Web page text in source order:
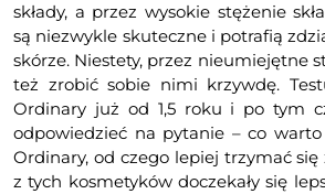
składy, a przez wysokie stężenie
są niezwykle skuteczne i potrafią
skórze. Niestety, przez nieumiejętne
też zrobić sobie nimi krzywdę.
Ordinary już od 1,5 roku i po tym
odpowiedzieć na pytanie – co
Ordinary, od czego lepiej trzymać
z tych kosmetyków doczekały się